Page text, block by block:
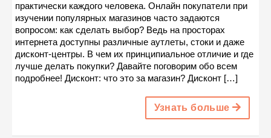
практически каждого человека. Онлайн покупатели при
изучении популярных магазинов часто задаются
вопросом: как сделать выбор? Ведь на просторах
интернета доступны различные аутлеты, стоки и даже
дисконт-центры. В чем их принципиальное отличие и где
лучше делать покупки? Давайте поговорим обо всем
подробнее! Дисконт: что это за магазин? Дисконт […]
Узнать больше